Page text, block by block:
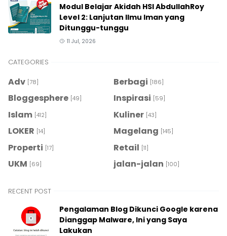
Modul Belajar Akidah HSI AbdullahRoy
Level 2: Lanjutan Ilmu Iman yang
Ditunggu-tunggu
11 Jul, 2026
CATEGORIES
Adv [78] Berbagi [186]
Bloggesphere [49] Inspirasi [59]
Islam [412] Kuliner [43]
LOKER [14] Magelang [145]
Properti [17] Retail [11]
UKM [69] jalan-jalan [100]
RECENT POST
Pengalaman Blog Dikunci Google karena
Dianggap Malware, Ini yang Saya
Lakukan